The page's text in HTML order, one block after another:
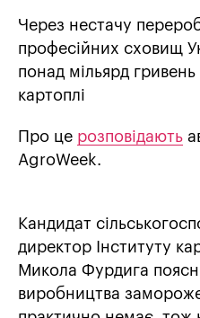
Через нестачу
професійних сховищ
понад мільярд
картоплі
Про це розповідають
AgroWeek.
Кандидат
директор Інституту
Микола Фурдига
виробництва